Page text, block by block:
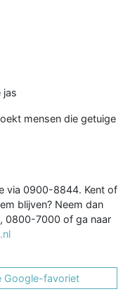
jas
mensen die getuige
via 0900-8844. Kent of
blijven? Neem dan
0800-7000 of ga naar
Google-favoriet